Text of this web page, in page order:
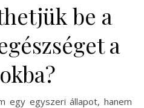
be a
a
egy egyszeri állapot, hanem